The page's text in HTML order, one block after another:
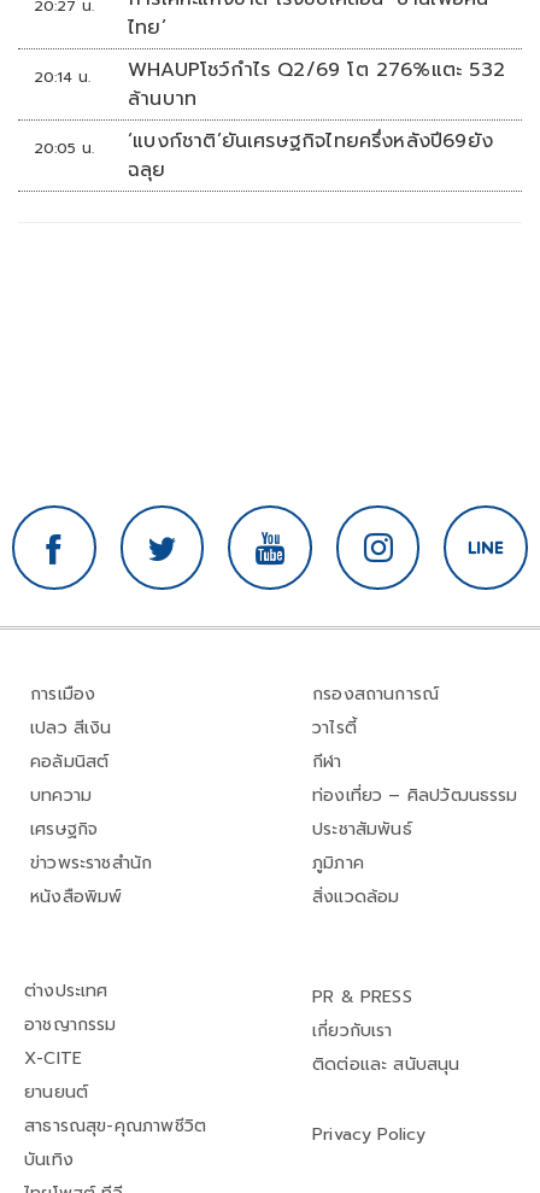
20:27 น.
ไทย’
20:14 น.
WHAUPโชว์กำไร Q2/69 โต 276%แตะ 532
ล้านบาท
20:05 น.
‘แบงก์ชาติ’ยันเศรษฐกิจไทยครึ่งหลังปี69ยัง
ฉลุย
การเมือง
เปลว สีเงิน
คอลัมนิสต์
บทความ
เศรษฐกิจ
ข่าวพระราชสำนัก
หนังสือพิมพ์
กรองสถานการณ์
วาไรตี้
กีฬา
ท่องเที่ยว – ศิลปวัฒนธรรม
ประชาสัมพันธ์
ภูมิภาค
สิ่งแวดล้อม
ต่างประเทศ
อาชญากรรม
X-CITE
ยานยนต์
สาธารณสุข-คุณภาพชีวิต
บันเทิง
PR & PRESS
เกี่ยวกับเรา
ติดต่อและ สนับสนุน
Privacy Policy